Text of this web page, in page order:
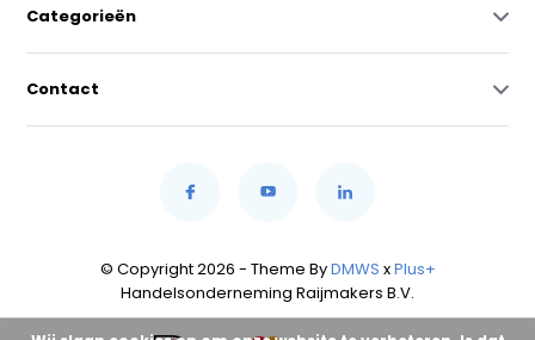
Categorieën
Contact
© Copyright 2026 - Theme ByDMWS xPlus+
Handelsonderneming Raijmakers B.V.